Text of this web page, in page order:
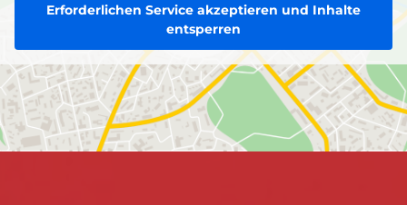
Erforderlichen Service akzeptieren und Inhalte
entsperren